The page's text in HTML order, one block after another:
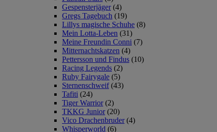
Gespensterjäger (4)
Gregs Tagebuch (19)
Lillys magische Schuhe (8)
Mein Lotta-Leben (31)
Meine Freundin Conni (7)
Mitternachtskatzen (4)
Pettersson und Findus (10)
Racing Legends (2)
Ruby Fairygale (5)
Sternenschweif (43)
Tafiti (24)
Tiger Warrior (2)
TKKG Junior (20)
Vico Drachenbruder (4)
Whisperworld (6)